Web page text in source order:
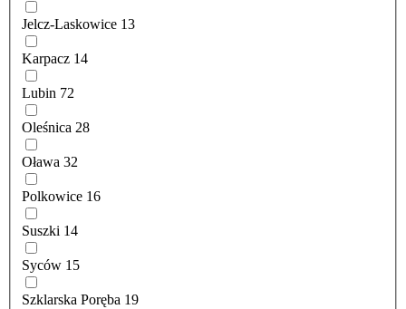
Jelcz-Laskowice 13
Karpacz 14
Lubin 72
Oleśnica 28
Oława 32
Polkowice 16
Suszki 14
Syców 15
Szklarska Poręba 19